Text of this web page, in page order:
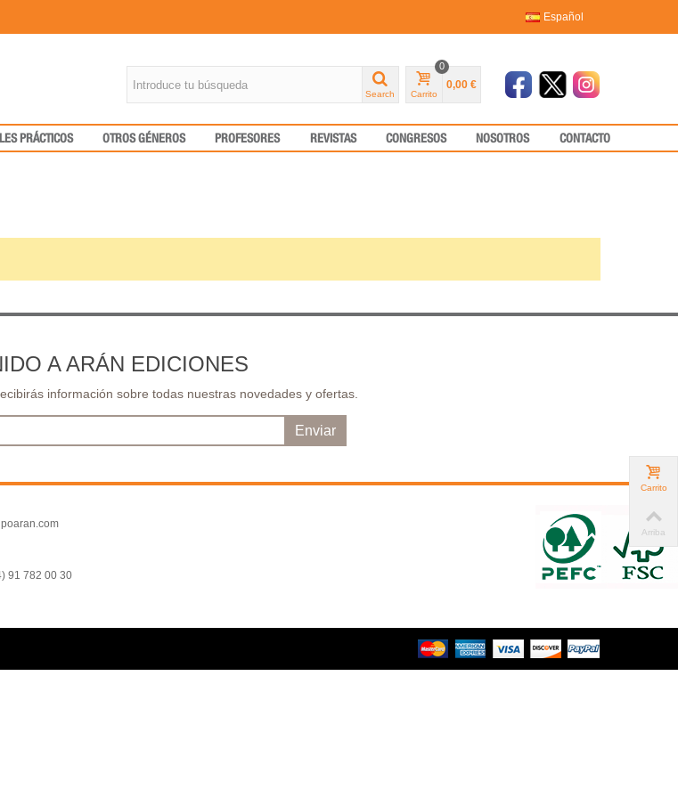
Español
Search Carrito
0
0,00 €
PRÁCTICOS OTROS GÉNEROS PROFESORES REVISTAS CONGRESOS NOSOTROS CONTACTO
A ARÁN EDICIONES
información sobre todas nuestras novedades y ofertas.
Enviar
91 782 00 30
Carrito
Arriba